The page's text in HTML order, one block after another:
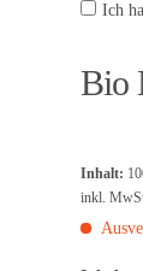
Ich
Bio
Inhalt:
inkl.